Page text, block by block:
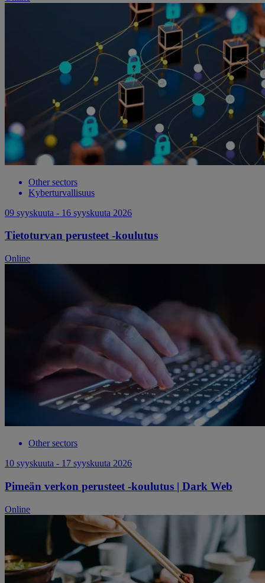
Other sectors
Kyberturvallisuus
09 syyskuuta - 16 syyskuuta 2026
Tietoturvan perusteet -koulutus
Online
Other sectors
10 syyskuuta - 17 syyskuuta 2026
Pimeän verkon perusteet -koulutus | Dark Web
Online